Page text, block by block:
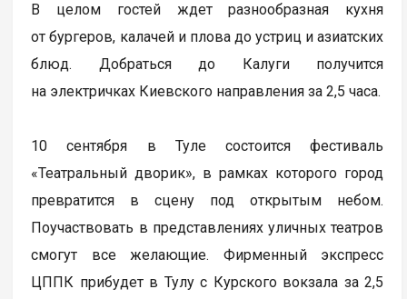
В целом гостей ждет разнообразная кухня
от бургеров, калачей и плова до устриц и азиатских
блюд. Добраться до Калуги получится
на электричках Киевского направления за 2,5 часа.
10 сентября в Туле состоится фестиваль
«Театральный дворик», в рамках которого город
превратится в сцену под открытым небом.
Поучаствовать в представлениях уличных театров
смогут все желающие. Фирменный экспресс
ЦППК прибудет в Тулу с Курского вокзала за 2,5